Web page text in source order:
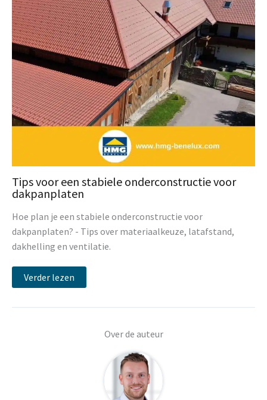
Tips voor een stabiele onderconstructie voor
dakpanplaten
Hoe plan je een stabiele onderconstructie voor
dakpanplaten? - Tips over materiaalkeuze, latafstand,
dakhelling en ventilatie.
Verder lezen
Over de auteur